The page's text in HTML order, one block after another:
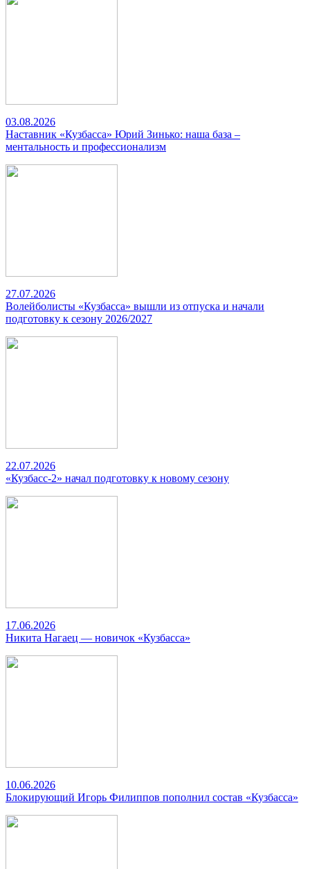
03.08.2026
Наставник «Кузбасса» Юрий Зинько: наша база –
ментальность и профессионализм
27.07.2026
Волейболисты «Кузбасса» вышли из отпуска и начали
подготовку к сезону 2026/2027
22.07.2026
«Кузбасс-2» начал подготовку к новому сезону
17.06.2026
Никита Нагаец — новичок «Кузбасса»
10.06.2026
Блокирующий Игорь Филиппов пополнил состав «Кузбасса»